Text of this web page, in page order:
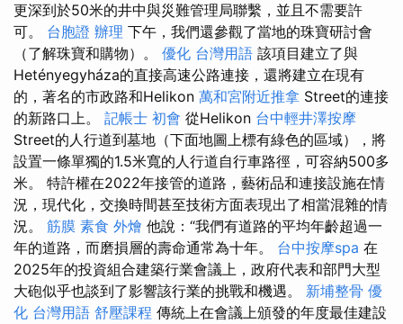
更深到於50米的井中與災難管理局聯繫，並且不需要許
可。 台胞證 辦理 下午，我們還參觀了當地的珠寶研討會
（了解珠寶和購物）。 優化 台灣用語 該項目建立了與
Hetényegyháza的直接高速公路連接，還將建立在現有
的，著名的市政路和Helikon 萬和宮附近推拿 Street的連接
的新路口上。 記帳士 初會 從Helikon 台中輕井澤按摩
Street的人行道到墓地（下面地圖上標有綠色的區域），將
設置一條單獨的1.5米寬的人行道自行車路徑，可容納500多
米。 特許權在2022年接管的道路，藝術品和連接設施在情
況，現代化，交換時間甚至技術方面表現出了相當混雜的情
況。 筋膜 素食 外燴 他說：“我們有道路的平均年齡超過一
年的道路，而磨損層的壽命通常為十年。 台中按摩spa 在
2025年的投資組合建築行業會議上，政府代表和部門大型
大砲似乎也談到了影響該行業的挑戰和機遇。 新埔整骨 優
化 台灣用語 舒壓課程 傳統上在會議上頒發的年度最佳建設